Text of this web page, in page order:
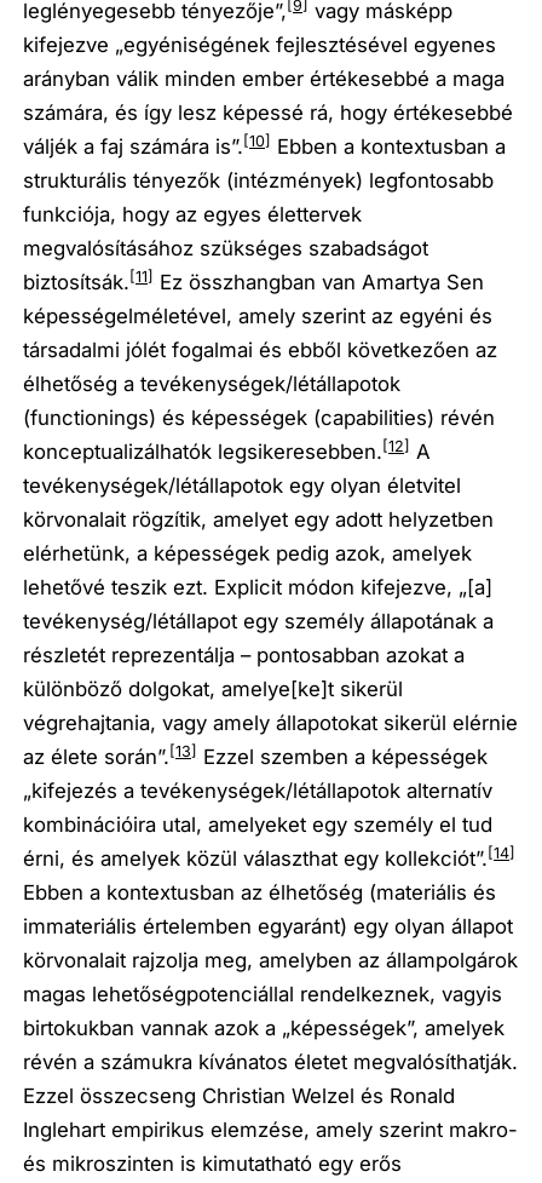
leglényegesebb tényezője”,[9]vagy másképp
kifejezve „egyéniségének fejlesztésével egyenes
arányban válik minden ember értékesebbé a maga
számára, és így lesz képessé rá, hogy értékesebbé
váljék a faj számára is”.[10]Ebben a kontextusban a
strukturális tényezők (intézmények) legfontosabb
funkciója, hogy az egyes élettervek
megvalósításához szükséges szabadságot
biztosítsák.[11]Ez összhangban van Amartya Sen
képességelméletével, amely szerint az egyéni és
társadalmi jólét fogalmai és ebből következően az
élhetőség a tevékenységek/létállapotok
(functionings) és képességek (capabilities) révén
konceptualizálhatók legsikeresebben.[12]A
tevékenységek/létállapotok egy olyan életvitel
körvonalait rögzítik, amelyet egy adott helyzetben
elérhetünk, a képességek pedig azok, amelyek
lehetővé teszik ezt. Explicit módon kifejezve, „[a]
tevékenység/létállapot egy személy állapotának a
részletét reprezentálja – pontosabban azokat a
különböző dolgokat, amelye[ke]t sikerül
végrehajtania, vagy amely állapotokat sikerül elérnie
az élete során”.[13]Ezzel szemben a képességek
„kifejezés a tevékenységek/létállapotok alternatív
kombinációira utal, amelyeket egy személy el tud
érni, és amelyek közül választhat egy kollekciót”.[14]
Ebben a kontextusban az élhetőség (materiális és
immateriális értelemben egyaránt) egy olyan állapot
körvonalait rajzolja meg, amelyben az állampolgárok
magas lehetőségpotenciállal rendelkeznek, vagyis
birtokukban vannak azok a „képességek”, amelyek
révén a számukra kívánatos életet megvalósíthatják.
Ezzel összecseng Christian Welzel és Ronald
Inglehart empirikus elemzése, amely szerint makro-
és mikroszinten is kimutatható egy erős